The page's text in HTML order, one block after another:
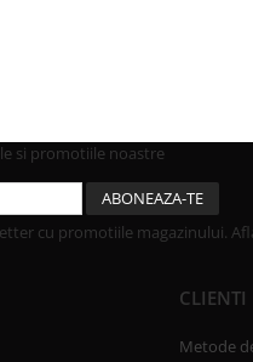
si promotiile noastre
cu promotiile magazinului.
CLIENTI
Metode